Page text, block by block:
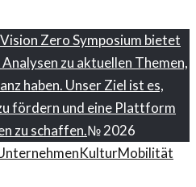
Vision Zero Symposium bietet
zu aktuellen Themen,
haben. Unser Ziel ist es,
fördern und eine Plattform
zu schaffen.№2026
KulturMobilität